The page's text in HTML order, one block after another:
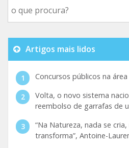
Artigos mais lidos
Concursos públicos na
Volta, o novo sistema
reembolso de garrafas de
“Na Natureza, nada se
transforma”, Antoine-